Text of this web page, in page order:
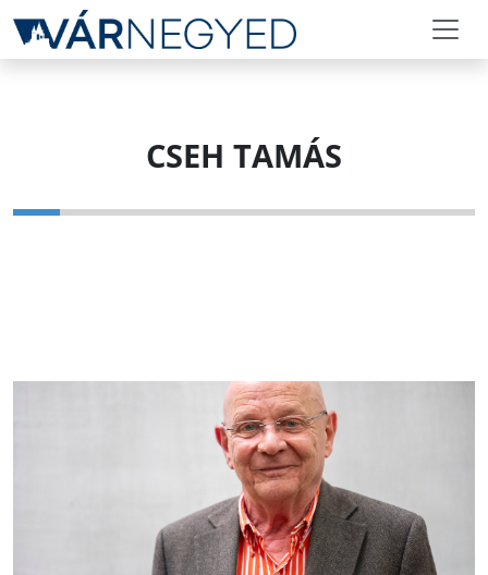
CSEH TAMÁS